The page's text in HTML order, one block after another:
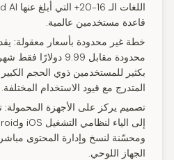
قاعدة مستخدمين عالمية.
خطة غير محدودة بأسعار معقولة:
محدودة مقابل 9.99
المتدرج مع قيود الاستخدام المختلفة.
تصميم يركز على الأجهزة المحمولة:
ومحسّنة لنسخ وإدارة المحتوى
الجهاز اللوحي.